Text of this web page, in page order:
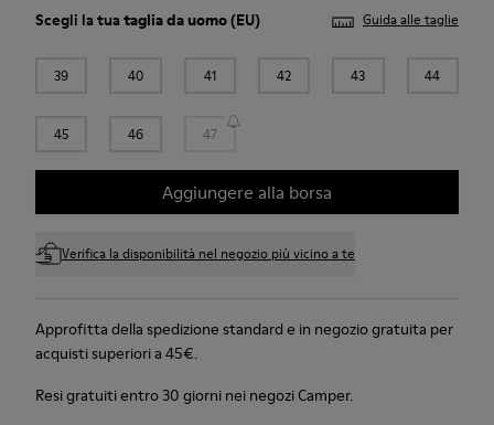
Scegli la tuataglia da uomo(EU) Guida alle taglie
39 40 41 42 43 44
45 46 47
Aggiungere alla borsa
Verifica la disponibilità nel negozio più vicino a te
Approfitta della spedizione standard e in negozio gratuita per
acquisti superiori a 45€.
Resi gratuiti entro 30 giorni nei negozi Camper.